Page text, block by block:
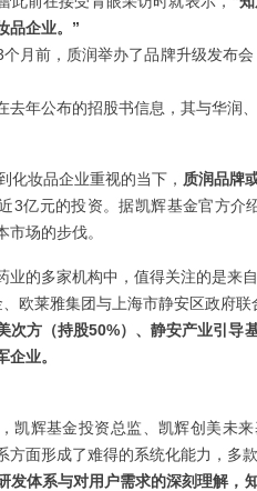
品企业。”
月前，质润举办了品牌升级发布
去年公布的招股书信息，其与华润
化妆品企业重视的当下， 质润品牌
3亿元的投资。据凯辉基金官方
场的步伐。
业的多家机构中，值得关注的是来
欧莱雅集团与上海市静安区政府
次方（持股50%）、静安产业引导
企业。
凯辉基金投资总监、凯辉创美未
方面形成了难得的系统化能力，多
发体系与对用户需求的深刻理解，